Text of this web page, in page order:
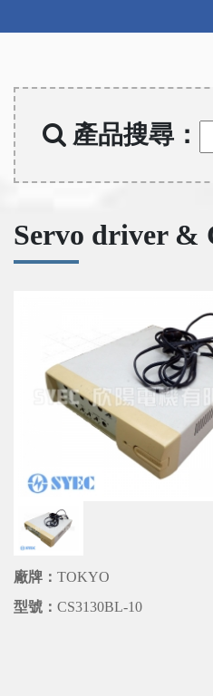
產品搜尋：
Servo driver &
廠牌： TOKYO
型號： CS3130BL-10